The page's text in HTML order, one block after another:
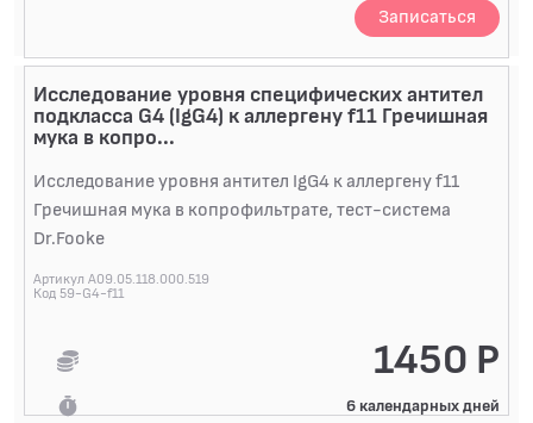
Записаться
Исследование уровня специфических антител
подкласса G4 (IgG4) к аллергену f11 Гречишная
мука в копро...
Исследование уровня антител IgG4 к аллергену f11
Гречишная мука в копрофильтрате, тест-система
Dr.Fooke
Артикул A09.05.118.000.519
Код 59-G4-f11
1450 Р
6 календарных дней